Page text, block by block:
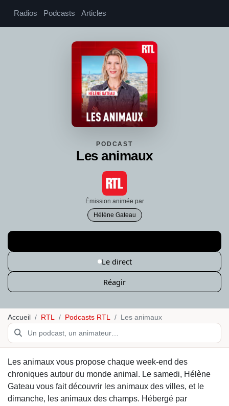
Radios Podcasts Articles
PODCAST
Les animaux
Émission animée par
Hélène Gateau
Le direct
Réagir
Accueil RTL Podcasts RTL Les animaux
Les animaux vous propose chaque week-end des
chroniques autour du monde animal. Le samedi, Hélène
Gateau vous fait découvrir les animaux des villes, et le
dimanche, les animaux des champs. Hébergé par